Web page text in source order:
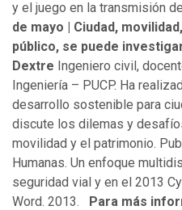
y el juego en la transmisión
de mayo | Ciudad,
público, se puede
Dextre Ingeniero civil,
Ingeniería – PUCP. Ha
desarrollo sostenible para
discute los dilemas y
movilidad y el patrimonio.
Humanas. Un enfoque
seguridad vial y en el 2013
Word. 2013. Para más